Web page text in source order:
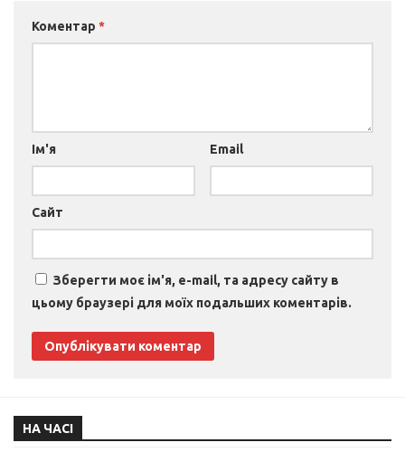
Коментар *
Ім'я Email
Сайт
Зберегти моє ім'я, e-mail, та адресу сайту в
цьому браузері для моїх подальших коментарів.
НА ЧАСІ